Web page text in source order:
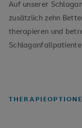
Auf unserer
zusätzlich zehn
therapieren und